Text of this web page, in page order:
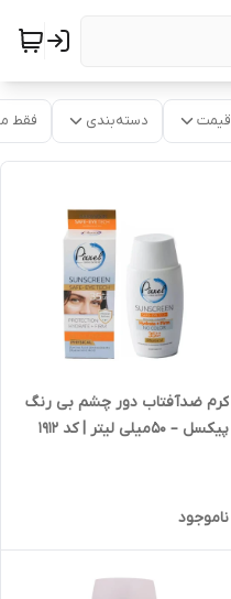
قیمت دسته‌بندی فقط
کرم ضدآفتاب دور چشم بی رنگ
پیکسل – 50میلی لیتر | کد 1912
ناموجود